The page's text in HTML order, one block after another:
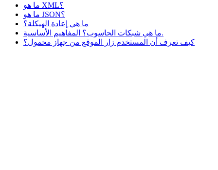
ما هو XML؟
ما هو JSON؟
ما هي إعادة الهيكلة؟
ما هي شبكات الحاسوب؟ المفاهيم الأساسية.
كيف تعرف أن المستخدم زار الموقع من جهاز محمول؟